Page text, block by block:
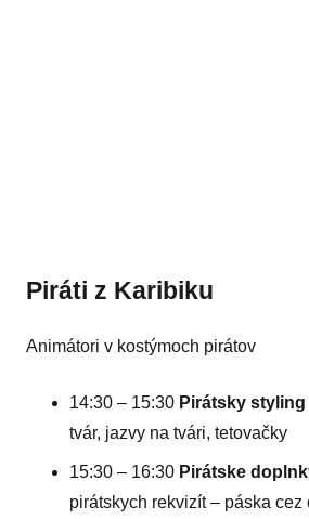
Piráti z Karibiku
Animátori v kostýmoch pirátov
14:30 – 15:30 Pirátsky styling
tvár, jazvy na tvári, tetovačky
15:30 – 16:30 Pirátske
pirátskych rekvizít – páska cez